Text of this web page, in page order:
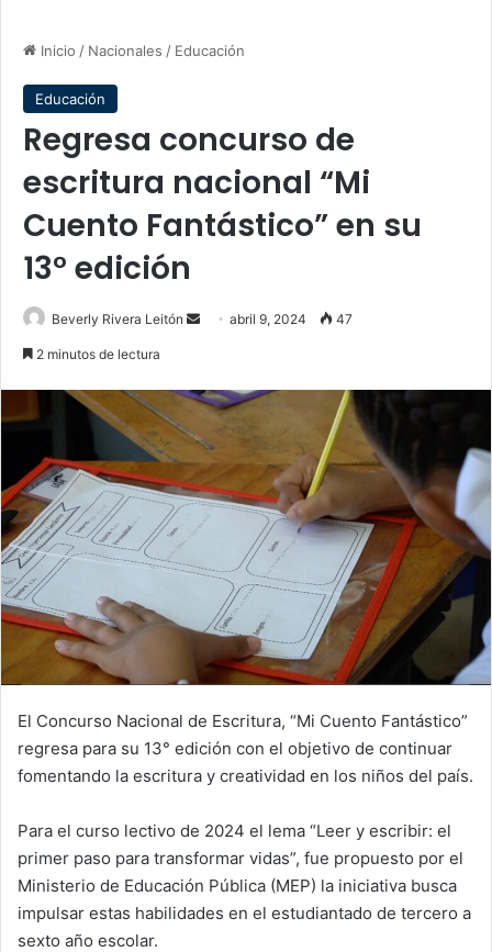
Inicio / Nacionales / Educación
Educación
Regresa concurso de
escritura nacional “Mi
Cuento Fantástico” en su
13° edición
Beverly Rivera Leitón
Sendabril 9, 2024 47
2 minutos de lectura
El Concurso Nacional de Escritura, “Mi Cuento Fantástico”
regresa para su 13° edición con el objetivo de continuar
fomentando la escritura y creatividad en los niños del país.
Para el curso lectivo de 2024 el lema “Leer y escribir: el
primer paso para transformar vidas”, fue propuesto por el
Ministerio de Educación Pública (MEP) la iniciativa busca
impulsar estas habilidades en el estudiantado de tercero a
sexto año escolar.